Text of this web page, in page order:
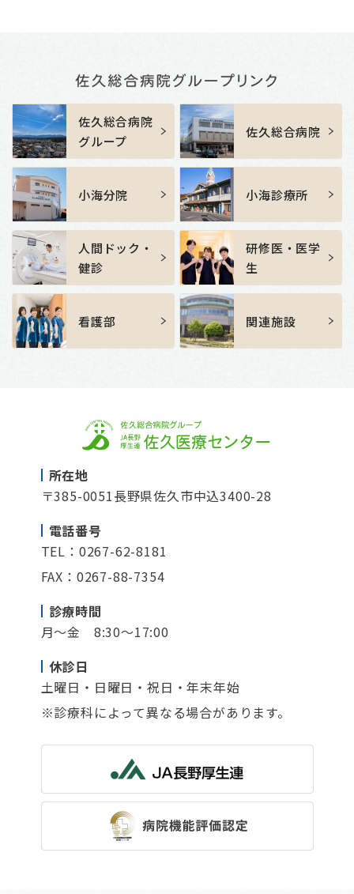
佐久総合病院
グループ
佐久総合病院
小海分院 小海診療所
人間ドック・
健診
研修医・医学
生
看護部 関連施設
所在地
〒385-0051長野県佐久市中込3400-28
電話番号
TEL：0267-62-8181
FAX：0267-88-7354
診療時間
月～金 8:30～17:00
休診日
土曜日・日曜日・祝日・年末年始
※診療科によって異なる場合があります。